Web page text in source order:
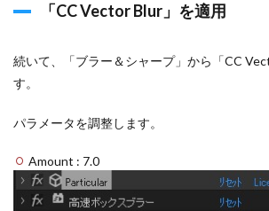
「CC Vector Blur」を適用
続いて、「ブラー＆シャープ」から「CC
す。
パラメータを調整します。
Amount : 7.0